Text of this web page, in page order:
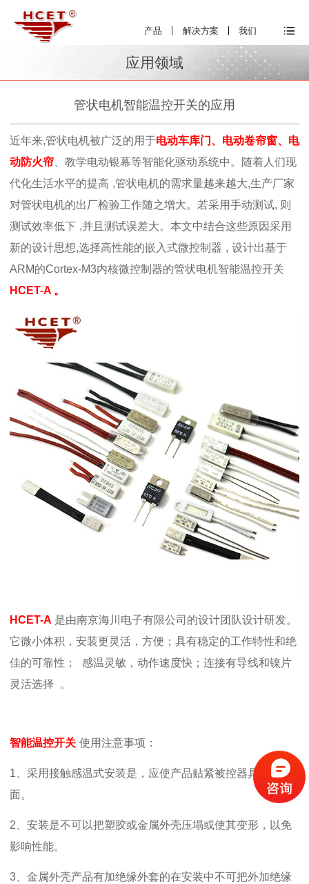
产品 解决方案 我们
应用领域
管状电机智能温控开关的应用
近年来,管状电机被广泛的用于电动车库门、电动卷帘窗、电
动防火帘 、教学电动银幕等智能化驱动系统中。随着人们现
代化生活水平的提高 ,管状电机的需求量越来越大,生产厂家
对管状电机的出厂检验工作随之增大。若采用手动测试, 则
测试效率低下 ,并且测试误差大。本文中结合这些原因采用
新的设计思想,选择高性能的嵌入式微控制器 , 设计出基于
ARM的Cortex-M3内核微控制器的管状电机智能温控开关
HCET-A 。
HCET-A 是由南京海川电子有限公司的设计团队设计研发。
它微小体积，安装更灵活，方便；具有稳定的工作特性和绝
佳的可靠性；
感温灵敏，动作速度快；连接有导线和镍片
灵活选择
。
智能温控开关 使用注意事项：
1、采用接触感温式安装是，应使产品贴紧被控器具的安装
面。
2、安装是不可以把塑胶或金属外壳压塌或使其变形，以免
影响性能。
3、 金属外壳产品有加绝缘外套的在安装中不可把外加绝缘